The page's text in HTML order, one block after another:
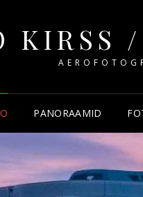
KIRSS
PANORAAMID